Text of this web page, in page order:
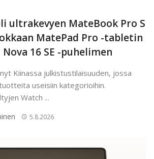
ultrakevyen MateBook Pro S
MatePad Pro -tabletin
16 SE -puhelimen
Kiinassa julkistustilaisuuden, jossa
useisiin kategorioihin.
Watch ...
5.8.2026